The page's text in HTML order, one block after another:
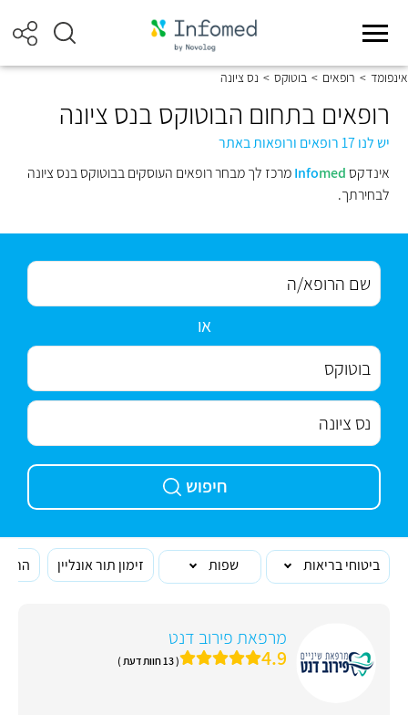
אינפומד > רופאים > בוטוקס > נס ציונה
רופאים בתחום הבוטוקס בנס ציונה
יש לנו 17 רופאים ורופאות באתר
אינדקס
Infomed
מרכז לך מבחר רופאים העוסקים בבוטוקס בנס ציונה
לבחירתך.
או
חיפוש
ביטוחי בריאות שפות זימון תור אונליין
מרפאת פירוב דנט
4.9 ( 13 חוות דעת )